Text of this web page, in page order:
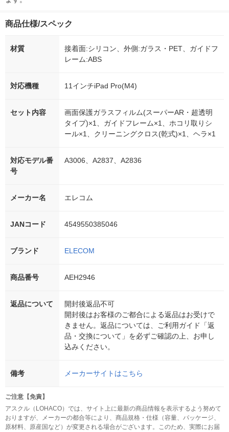
商品仕様/スペック
材質
接着面:シリコン、外側:ガラス・PET、ガイドフ
レーム:ABS
対応機種 11インチiPad Pro(M4)
セット内容
画面保護ガラスフィルム(スーパーAR・超透明
タイプ)×1、ガイドフレーム×1、ホコリ取りシ
ール×1、クリーニングクロス(乾式)×1、ヘラ×1
対応モデル番
号
A3006、A2837、A2836
メーカー名 エレコム
JANコード 4549550385046
ブランド ELECOM
商品番号 AEH2946
返品について
開封後返品不可
開封後はお客様のご都合による返品はお受けで
きません。返品については、ご利用ガイド「返
品・交換について」を必ずご確認の上、お申し
込みください。
備考 メーカーサイトはこちら
ご注意【免責】
アスクル（LOHACO）では、サイト上に最新の商品情報を表示するよう努めて
おりますが、メーカーの都合等により、商品規格・仕様（容量、パッケージ、
原材料、原産国など）が変更される場合がございます。このため、実際にお届